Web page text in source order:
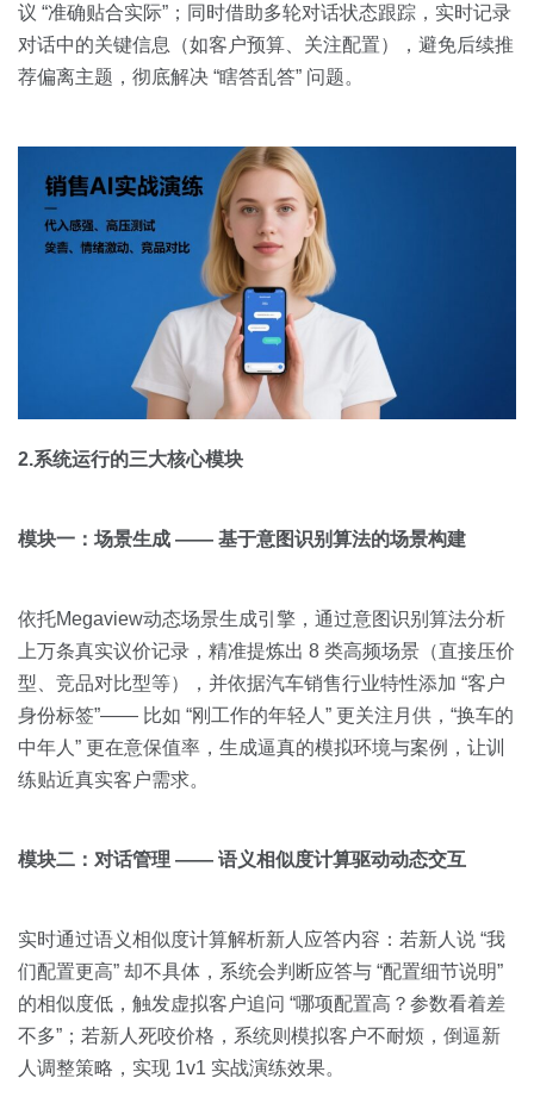
议 “准确贴合实际”；同时借助多轮对话状态跟踪，实时记录
对话中的关键信息（如客户预算、关注配置），避免后续推
荐偏离主题，彻底解决 “瞎答乱答” 问题。
2.系统运行的三大核心模块
模块一：场景生成 —— 基于意图识别算法的场景构建
依托Megaview动态场景生成引擎，通过意图识别算法分析
上万条真实议价记录，精准提炼出 8 类高频场景（直接压价
型、竞品对比型等），并依据汽车销售行业特性添加 “客户
身份标签”—— 比如 “刚工作的年轻人” 更关注月供，“换车的
中年人” 更在意保值率，生成逼真的模拟环境与案例，让训
练贴近真实客户需求。
模块二：对话管理 —— 语义相似度计算驱动动态交互
实时通过语义相似度计算解析新人应答内容：若新人说 “我
们配置更高” 却不具体，系统会判断应答与 “配置细节说明”
的相似度低，触发虚拟客户追问 “哪项配置高？参数看着差
不多”；若新人死咬价格，系统则模拟客户不耐烦，倒逼新
人调整策略，实现 1v1 实战演练效果。